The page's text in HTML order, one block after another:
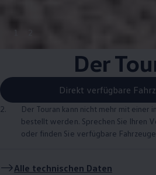
1
Der
Direkt verfügbare
2. Der Touran kann nicht mehr mit einer
bestellt werden. Sprechen Sie Ihren
oder finden Sie verfügbare
Alle technischen Daten